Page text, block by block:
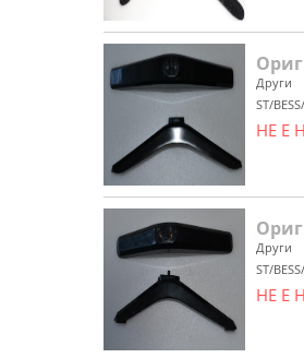
Други
ST/
НЕ Е
Други
ST/
НЕ Е